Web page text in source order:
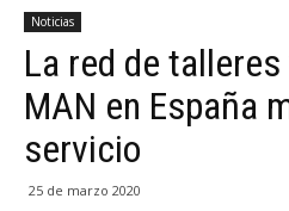
Noticias
La red de
MAN en España
servicio
25 de marzo 2020